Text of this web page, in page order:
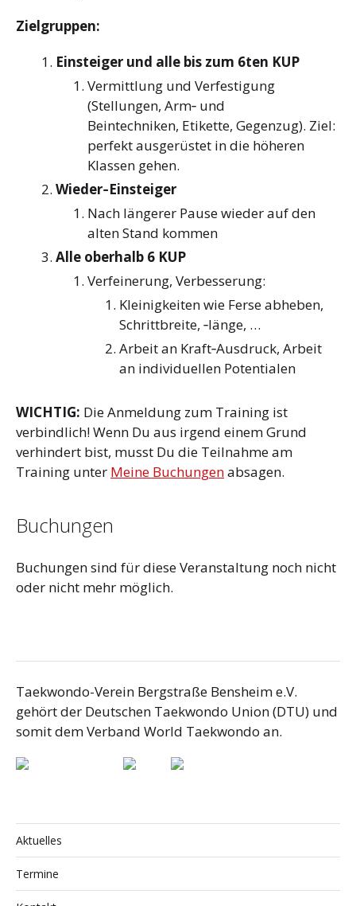
Zielgruppen:
Einsteiger und alle bis zum 6ten KUP
Vermittlung und Verfestigung
(Stellungen, Arm‐ und
Beintechniken, Etikette, Gegenzug). Ziel:
perfekt ausgerüstet in die höheren
Klassen gehen.
Wieder‐Einsteiger
Nach längerer Pause wieder auf den
alten Stand kommen
Alle oberhalb 6 KUP
Verfeinerung, Verbesserung:
Kleinigkeiten wie Ferse abheben,
Schrittbreite, ‐länge, …
Arbeit an Kraft‐Ausdruck, Arbeit
an individuellen Potentialen
WICHTIG: Die Anmeldung zum Training ist
verbindlich! Wenn Du aus irgend einem Grund
verhindert bist, musst Du die Teilnahme am
Training unter Meine Buchungenabsagen.
Buchungen
Buchungen sind für diese Veranstaltung noch nicht
oder nicht mehr möglich.
Taekwondo-Verein Bergstraße Bensheim e.V.
gehört der Deutschen Taekwondo Union (DTU) und
somit dem Verband World Taekwondo an.
Aktuelles
Termine